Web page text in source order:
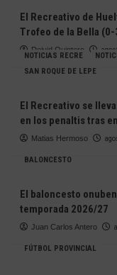
El Recreativo de
Trofeo de la Bella (0-
Deivid Quintero
NOTICIAS RECRE
SAN ROQUE DE LEPE
El Recreativo se
en los penaltis tras
Matias Hermoso
BALONCESTO
El baloncesto
temporada 2026/27
Juan Carlos Antero
FÚTBOL PROVINCIAL